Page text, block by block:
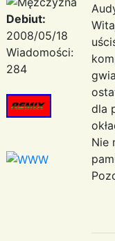
Debiut:
2008/05/18
Wiadomości:
284
dla
Nie